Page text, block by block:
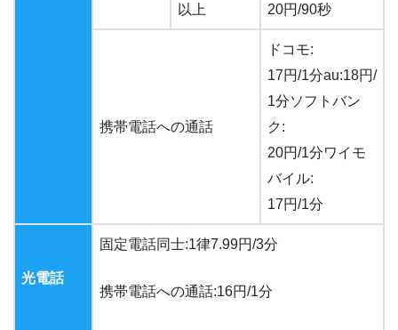
以上
20円/90秒
携帯電話への通話
ドコモ:
17円/1分au:18円/
1分ソフトバン
ク:
20円/1分ワイモ
バイル:
17円/1分
光電話
固定電話同士:1律7.99円/3分
携帯電話への通話:16円/1分